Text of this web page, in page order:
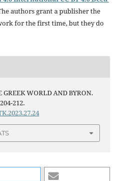
authors grant a publisher the
for the first time, but they do
WORLD AND BYRON.
212.